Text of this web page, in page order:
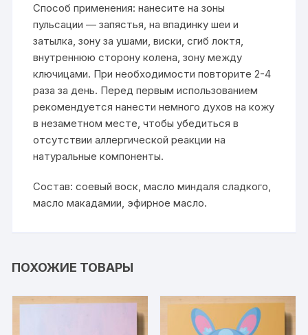
Способ применения: нанесите на зоны
пульсации — запястья, на впадинку шеи и
затылка, зону за ушами, виски, сгиб локтя,
внутреннюю сторону колена, зону между
ключицами. При необходимости повторите 2-4
раза за день. Перед первым использованием
рекомендуется нанести немного духов на кожу
в незаметном месте, чтобы убедиться в
отсутствии аллергической реакции на
натуральные компоненты.
Состав: соевый воск, масло миндаля сладкого,
масло макадамии, эфирное масло.
ПОХОЖИЕ ТОВАРЫ